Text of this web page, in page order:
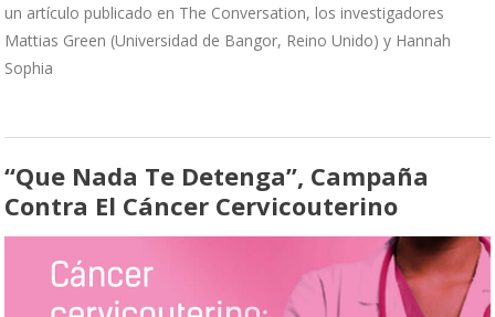
un artículo publicado en The Conversation, los investigadores
Mattias Green (Universidad de Bangor, Reino Unido) y Hannah
Sophia
“Que Nada Te Detenga”, Campaña
Contra El Cáncer Cervicouterino